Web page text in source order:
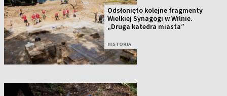
Odsłonięto kolejne fragmenty
Wielkiej Synagogi w Wilnie.
„Druga katedra miasta”
HISTORIA